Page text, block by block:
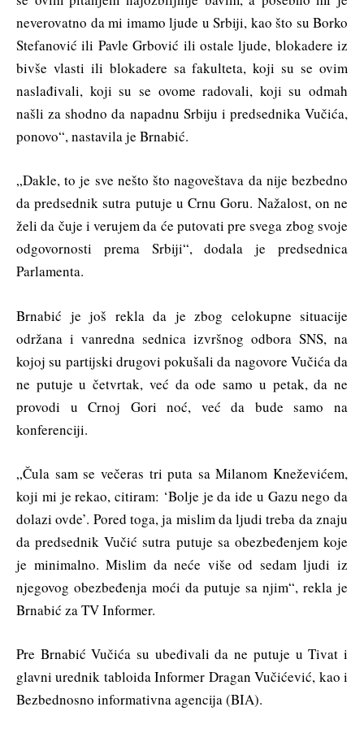
neverovatno da mi imamo ljude u Srbiji, kao što su Borko
Stefanović ili Pavle Grbović ili ostale ljude, blokadere iz
bivše vlasti ili blokadere sa fakulteta, koji su se ovim
naslađivali, koji su se ovome radovali, koji su odmah
našli za shodno da napadnu Srbiju i predsednika Vučića,
ponovo“, nastavila je Brnabić.
„Dakle, to je sve nešto što nagoveštava da nije bezbedno
da predsednik sutra putuje u Crnu Goru. Nažalost, on ne
želi da čuje i verujem da će putovati pre svega zbog svoje
odgovornosti prema Srbiji“, dodala je predsednica
Parlamenta.
Brnabić je još rekla da je zbog celokupne situacije
održana i vanredna sednica izvršnog odbora SNS, na
kojoj su partijski drugovi pokušali da nagovore Vučića da
ne putuje u četvrtak, već da ode samo u petak, da ne
provodi u Crnoj Gori noć, već da bude samo na
konferenciji.
„Čula sam se večeras tri puta sa Milanom Kneževićem,
koji mi je rekao, citiram: ‘Bolje je da ide u Gazu nego da
dolazi ovde’. Pored toga, ja mislim da ljudi treba da znaju
da predsednik Vučić sutra putuje sa obezbeđenjem koje
je minimalno. Mislim da neće više od sedam ljudi iz
njegovog obezbeđenja moći da putuje sa njim“, rekla je
Brnabić za TV Informer.
Pre Brnabić Vučića su ubeđivali da ne putuje u Tivat i
glavni urednik tabloida Informer Dragan Vučićević, kao i
Bezbednosno informativna agencija (BIA).